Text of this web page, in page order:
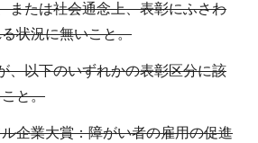
または社会通念上、表彰にふさわ
状況に無いこと。
、以下のいずれかの表彰区分に該
と。
企業大賞：障がい者の雇用の促進